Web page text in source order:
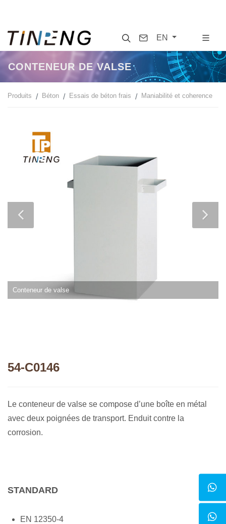
SearchContact
EN
CONTENEUR DE VALSE
Produits Béton Essais de béton frais Maniabilité et coherence
Conteneur de valse
54-C0146
Le conteneur de valse se compose d’une boîte en métal
avec deux poignées de transport. Enduit contre la
corrosion.
STANDARD
EN 12350-4